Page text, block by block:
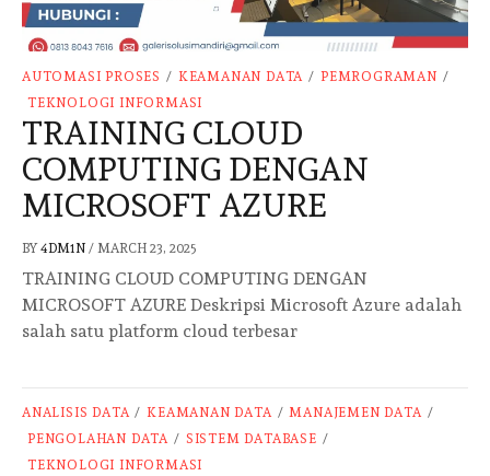
AUTOMASI PROSES / KEAMANAN DATA / PEMROGRAMAN /
TEKNOLOGI INFORMASI
TRAINING CLOUD
COMPUTING DENGAN
MICROSOFT AZURE
BY 4DM1N / MARCH 23, 2025
TRAINING CLOUD COMPUTING DENGAN
MICROSOFT AZURE Deskripsi Microsoft Azure adalah
salah satu platform cloud terbesar
ANALISIS DATA / KEAMANAN DATA / MANAJEMEN DATA /
PENGOLAHAN DATA / SISTEM DATABASE /
TEKNOLOGI INFORMASI